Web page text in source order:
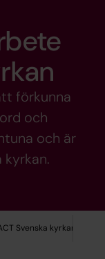
Svenska kyrkan
förkunna
och
och är